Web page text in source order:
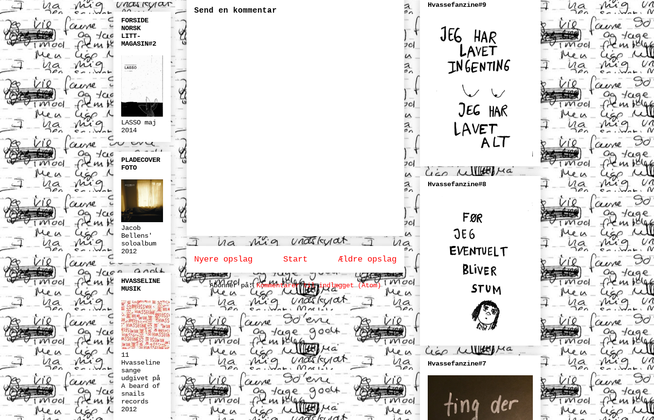
Send en kommentar
Nyere opslag Ældre opslag
Start
Abonner på: Kommentarer til indlægget (Atom)
FORSIDE
NORSK
LITT-
MAGASIN#2
LASSO maj
2014
PLADECOVER
FOTO
Jacob
Bellens'
soloalbum
2012
HVASSELINE
MUSIK
11
Hvasseline
sange
udgivet på
A beard of
snails
records
2012
Hvassefanzine#9
Hvassefanzine#8
Hvassefanzine#7